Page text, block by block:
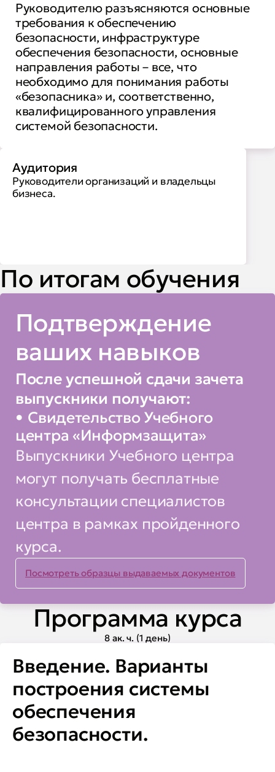
Руководителю разъясняются основные
требования к обеспечению
безопасности, инфраструктуре
обеспечения безопасности, основные
направления работы – все, что
необходимо для понимания работы
«безопасника» и, соответственно,
квалифицированного управления
системой безопасности.
Аудитория
Руководители организаций и владельцы
бизнеса.
По итогам обучения
Подтверждение
ваших навыков
После успешной сдачи зачета
выпускники получают:
Свидетельство Учебного
центра «Информзащита»
Выпускники Учебного центра
могут получать бесплатные
консультации специалистов
центра в рамках пройденного
курса.
Посмотреть образцы выдаваемых документов
Программа курса
8 ак. ч. (1 день)
Введение. Варианты
построения системы
обеспечения
безопасности.